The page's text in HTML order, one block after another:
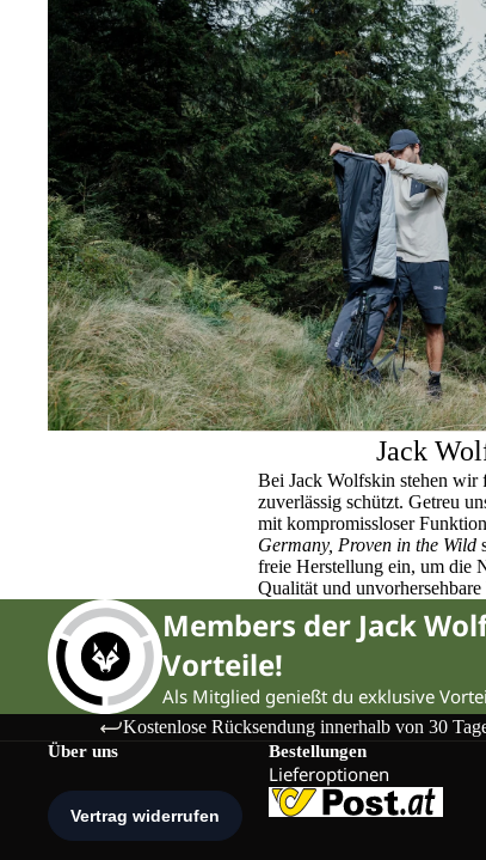
Jack
Bei Jack Wolfskin stehen wir
zuverlässig schützt. Getreu
mit kompromissloser
Germany, Proven in the Wild
freie Herstellung ein, um die
Qualität und
Members der Jack
Vorteile!
Als Mitglied genießt du exklusive
Kostenlose Rücksendung innerhalb von 30
Über uns Bestellungen
Lieferoptionen